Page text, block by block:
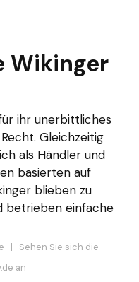
Wikinger
ihr unerbittliches
Gleichzeitig
als Händler und
basierten auf
blieben zu
betrieben einfache
| Sehen Sie sich die
an